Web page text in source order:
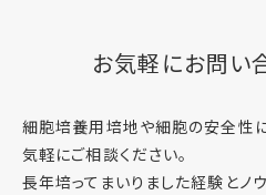
お気軽にお問い
細胞培養用培地や細胞の安全性
気軽にご相談ください。
長年培ってまいりました経験とノ